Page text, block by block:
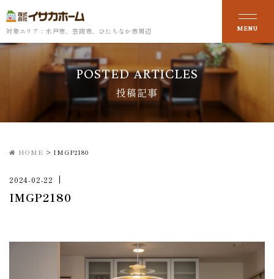
対象エリア：水戸市、笠間市、ひたちなか市周辺
POSTED ARTICLES
投稿記事
HOME > IMGP2180
2024-02-22
IMGP2180